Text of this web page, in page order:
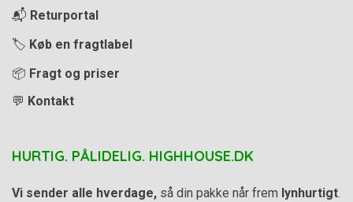
📬 Returportal
🏷️ Køb en fragtlabel
📦 Fragt og priser
💬 Kontakt
HURTIG. PÅLIDELIG. HIGHHOUSE.DK
Vi sender alle hverdage, så din pakke når frem lynhurtigt.